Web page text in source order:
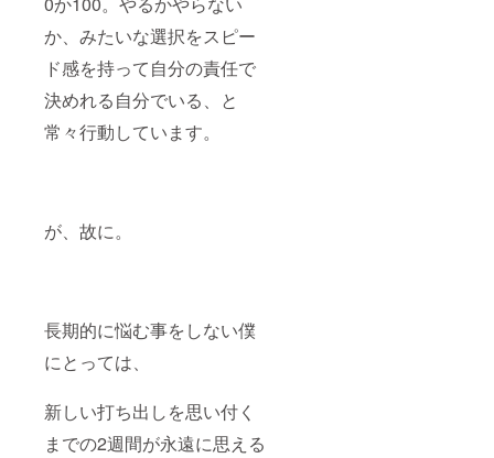
か、みたいな選択をスピー
ド感を持って自分の責任で
決めれる自分でいる、と
常々行動しています。
が、故に。
長期的に悩む事をしない僕
にとっては、
新しい打ち出しを思い付く
までの2週間が永遠に思える